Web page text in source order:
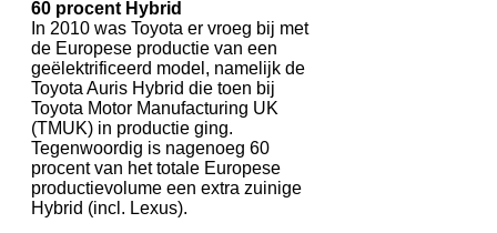
60 procent Hybrid
In 2010 was Toyota er vroeg bij met
de Europese productie van een
geëlektrificeerd model, namelijk de
Toyota Auris Hybrid die toen bij
Toyota Motor Manufacturing UK
(TMUK) in productie ging.
Tegenwoordig is nagenoeg 60
procent van het totale Europese
productievolume een extra zuinige
Hybrid (incl. Lexus).